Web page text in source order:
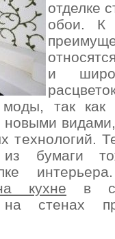
отделке
обои. К
и
так как
новыми
технологий.
бумаги
кухне в
стенах